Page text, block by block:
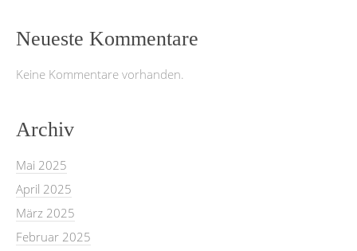
Neueste Kommentare
Keine Kommentare vorhanden.
Archiv
Mai 2025
April 2025
März 2025
Februar 2025